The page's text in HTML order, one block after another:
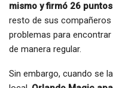
mismo y firmó 26
resto de sus
problemas para
de manera regular.
Sin embargo, cuando se